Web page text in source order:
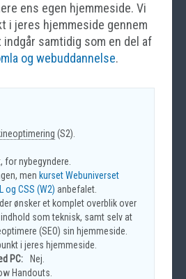
ens egen hjemmeside. Vi
i jeres hjemmeside gennem
samtidig som en del af
og webuddannelse.
(S2).
for nybegyndere.
men kurset Webuniverset
og CSS (W2) anbefalet.
der ønsker et komplet overblik over
indhold som teknisk, samt selv at
(SEO) sin hjemmeside.
i jeres hjemmeside.
PC:
Nej.
Handouts.